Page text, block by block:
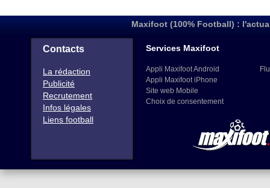
Maxifoot (100% Football) :
Contacts
La rédaction
Publicité
Recrutement
Infos légales
Liens football
Services Maxifoot
Appli Maxifoot Android
Appli Maxifoot iPhone
Site web Mobile
Choix de consentement